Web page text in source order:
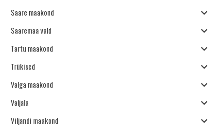
Saare maakond
Saaremaa vald
Tartu maakond
Trükised
Valga maakond
Valjala
Viljandi maakond